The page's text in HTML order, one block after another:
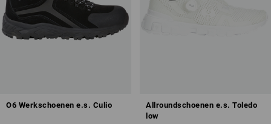
O6 Werkschoenen e.s. Culio
Allroundschoenen e.s. Toledo
low